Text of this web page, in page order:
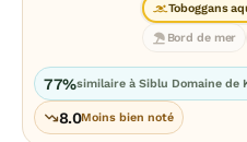
Toboggans
Bord de mer
77%similaire à Siblu Domaine de
8.0Moins bien noté